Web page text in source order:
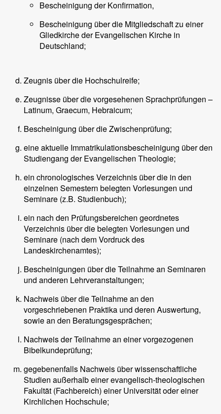
Bescheinigung der Konfirmation,
Bescheinigung über die Mitgliedschaft zu einer
Gliedkirche der Evangelischen Kirche in
Deutschland;
Zeugnis über die Hochschulreife;
Zeugnisse über die vorgesehenen Sprachprüfungen –
Latinum, Graecum, Hebraicum;
Bescheinigung über die Zwischenprüfung;
eine aktuelle Immatrikulationsbescheinigung über den
Studiengang der Evangelischen Theologie;
ein chronologisches Verzeichnis über die in den
einzelnen Semestern belegten Vorlesungen und
Seminare (z.B. Studienbuch);
ein nach den Prüfungsbereichen geordnetes
Verzeichnis über die belegten Vorlesungen und
Seminare (nach dem Vordruck des
Landeskirchenamtes);
Bescheinigungen über die Teilnahme an Seminaren
und anderen Lehrveranstaltungen;
Nachweis über die Teilnahme an den
vorgeschriebenen Praktika und deren Auswertung,
sowie an den Beratungsgesprächen;
Nachweis der Teilnahme an einer vorgezogenen
Bibelkundeprüfung;
gegebenenfalls Nachweis über wissenschaftliche
Studien außerhalb einer evangelisch-theologischen
Fakultät (Fachbereich) einer Universität oder einer
Kirchlichen Hochschule;